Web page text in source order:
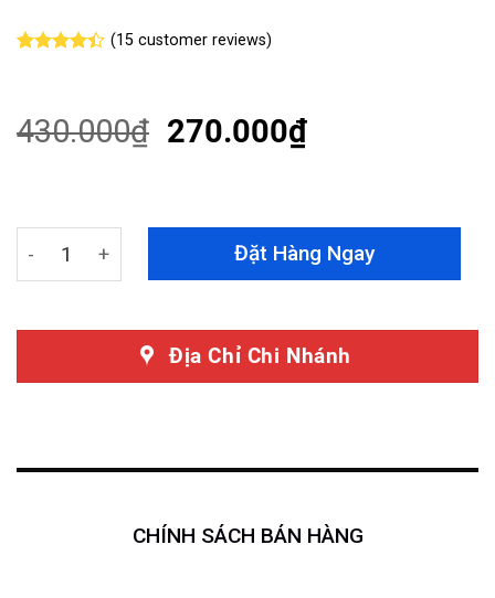
based on
customer
(15customer reviews)
430.000₫ 270.000₫
Thảm Taplo Xe Tải Suzuki 750kg Nhung Lông Cừu
Đặt Hàng Ngay
Địa Chỉ Chi Nhánh
CHÍNH SÁCH BÁN HÀNG